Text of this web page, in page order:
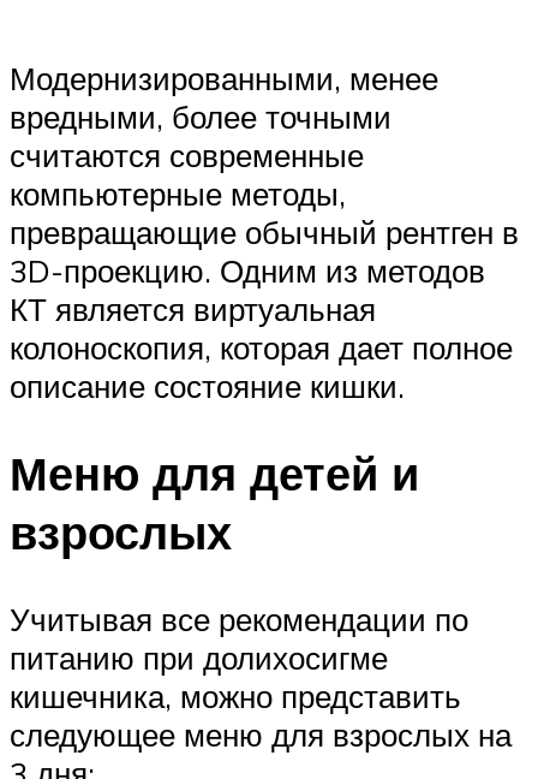
Модернизированными, менее
вредными, более точными
считаются современные
компьютерные методы,
превращающие обычный рентген в
3D-проекцию. Одним из методов
КТ является виртуальная
колоноскопия, которая дает полное
описание состояние кишки.
Меню для детей и
взрослых
Учитывая все рекомендации по
питанию при долихосигме
кишечника, можно представить
следующее меню для взрослых на